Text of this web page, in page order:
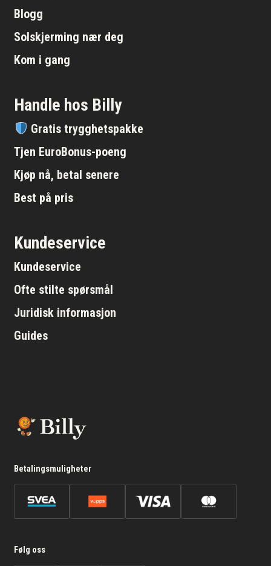
Blogg
Solskjerming nær deg
Kom i gang
Handle hos Billy
Gratis trygghetspakke
Tjen EuroBonus-poeng
Kjøp nå, betal senere
Best på pris
Kundeservice
Kundeservice
Ofte stilte spørsmål
Juridisk informasjon
Guides
Betalingsmuligheter
Følg oss